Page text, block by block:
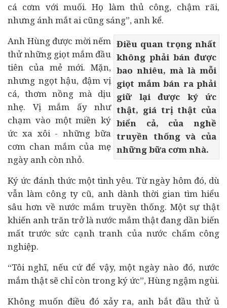
cá cơm với muối. Họ làm thủ công, chậm rãi,
nhưng ánh mắt ai cũng sáng”, anh kể.
Điều quan trọng nhất
không phải bán được
bao nhiêu, mà là mỗi
giọt mắm bán ra phải
giữ lại được ký ức
thật, giá trị thật của
biển cả, của nghề
truyền thống và của
những bữa cơm nhà.
Anh Hùng được mời nếm
thử những giọt mắm đầu
tiên của mẻ mới. Mặn,
nhưng ngọt hậu, đậm vị
cá, thơm nồng mà dịu
nhẹ. Vị mắm ấy như
chạm vào một miền ký
ức xa xôi - những bữa
cơm chan mắm của mẹ
ngày anh còn nhỏ.
Ký ức đánh thức một tình yêu. Từ ngày hôm đó, dù
vẫn làm công ty cũ, anh dành thời gian tìm hiểu
sâu hơn về nước mắm truyền thống. Một sự thật
khiến anh trăn trở là nước mắm thật đang dần biến
mất trước sức cạnh tranh của nước chấm công
nghiệp.
“Tôi nghĩ, nếu cứ để vậy, một ngày nào đó, nước
mắm thật sẽ chỉ còn trong ký ức”, Hùng ngậm ngùi.
Không muốn điều đó xảy ra, anh bắt đầu thử ủ